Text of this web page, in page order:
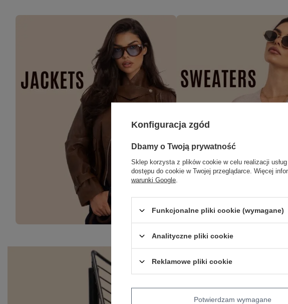
Konfiguracja zgód
Dbamy o Twoją prywatność
Sklep korzysta z plików cookie w celu realizacji
dostępu do cookie w Twojej przeglądarce. Więcej
warunki Google
Funkcjonalne pliki cookie (wymagane)
Analityczne pliki cookie
Reklamowe pliki cookie
Potwierdzam wymagane